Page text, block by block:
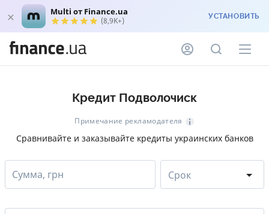
Multi от Finance.ua
(8,9K+) УСТАНОВИТЬ
Кредит Подволочиск
Примечание рекламодателя
Сравнивайте и заказывайте кредиты украинских банков
Сумма, грн Срок